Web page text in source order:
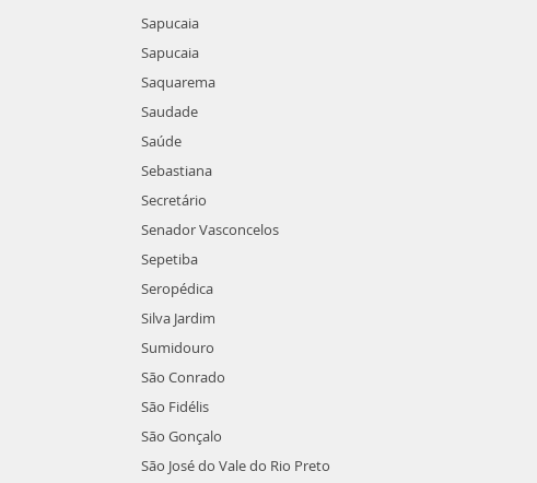
Sapucaia
Sapucaia
Saquarema
Saudade
Saúde
Sebastiana
Secretário
Senador Vasconcelos
Sepetiba
Seropédica
Silva Jardim
Sumidouro
São Conrado
São Fidélis
São Gonçalo
São José do Vale do Rio Preto